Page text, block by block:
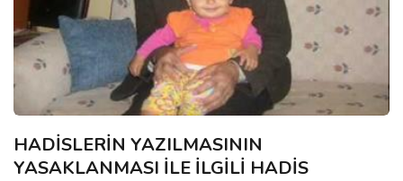
HADİSLERİN YAZILMASININ
YASAKLANMASI İLE İLGİLİ HADİS